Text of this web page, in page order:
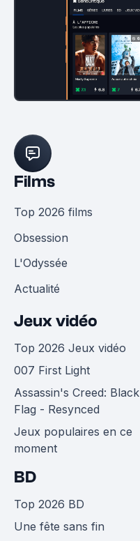
Films
Top 2026 films
Obsession
L'Odyssée
Actualité
Jeux vidéo
Top 2026 Jeux vidéo
007 First Light
Assassin's Creed: Black
Flag - Resynced
Jeux populaires en ce
moment
BD
Top 2026 BD
Une fête sans fin